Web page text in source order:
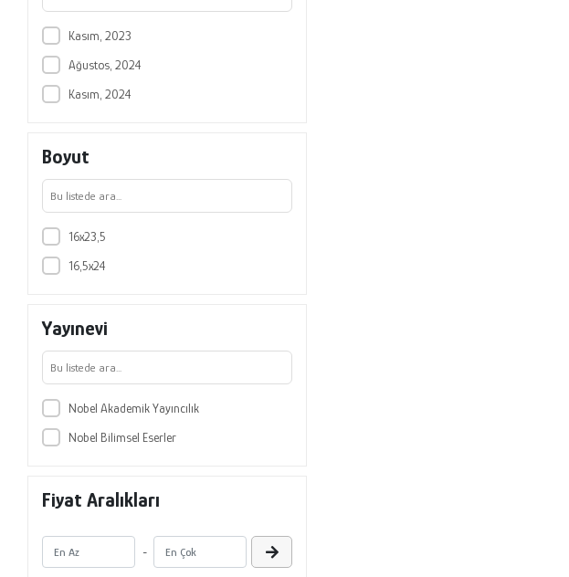
Emel Faiz
Evren Güçer
Faruk Güven
Kadri Gökhan Yılmaz
Selay Ilgaz Sümer
Selma Kalyoncuoğlu Baba
Kasım, 2023
Ağustos, 2024
Kasım, 2024
Boyut
16x23,5
16,5x24
Yayınevi
Nobel Akademik Yayıncılık
Nobel Bilimsel Eserler
Fiyat Aralıkları
-